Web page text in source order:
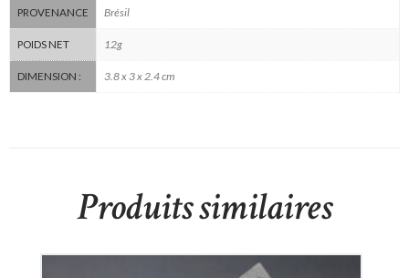
PROVENANCE Brésil
POIDS NET 12g
DIMENSION : 3.8 x 3 x 2.4 cm
Produits similaires